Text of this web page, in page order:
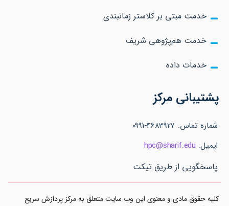
خدمت مبتی بر کلاستر زمانبندی
خدمت هم‌پژوهی شریف
خدمات داده
پشتیبانی مرکز
شماره تماس: 4683927-0991
ایمیل: hpc@sharif.edu
پاسخگویی از طریق تیکت
کلیه حقوق مادی و معنوی این وب سایت متعلق به مرکز پردازش سریع